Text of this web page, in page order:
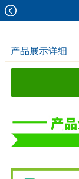
产品展示详细